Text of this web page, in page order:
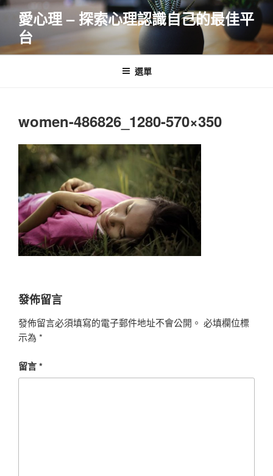
跳
要
愛心理 – 探索心理認識自己的最佳平
台
選單
women-486826_1280-570×350
發佈留言
發佈留言必須填寫的電子郵件地址不會公開。 必填欄位標
示為 *
留言*